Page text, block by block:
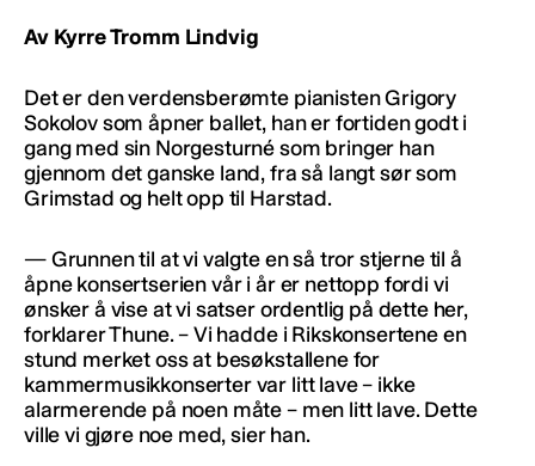
Av Kyrre Tromm Lindvig
Det er den verdensberømte pianisten Grigory
Sokolov som åpner ballet, han er fortiden godt i
gang med sin Norgesturné som bringer han
gjennom det ganske land, fra så langt sør som
Grimstad og helt opp til Harstad.
— Grunnen til at vi valgte en så tror stjerne til å
åpne konsertserien vår i år er nettopp fordi vi
ønsker å vise at vi satser ordentlig på dette her,
forklarer Thune. – Vi hadde i Rikskonsertene en
stund merket oss at besøkstallene for
kammermusikkonserter var litt lave – ikke
alarmerende på noen måte – men litt lave. Dette
ville vi gjøre noe med, sier han.